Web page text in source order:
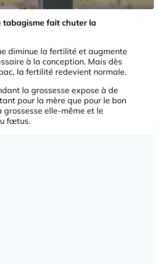
tabagisme fait chuter la
diminue la fertilité et augmente
à la conception. Mais dès
la fertilité redevient normale.
la grossesse expose à de
pour la mère que pour le bon
grossesse elle-même et le
fœtus.